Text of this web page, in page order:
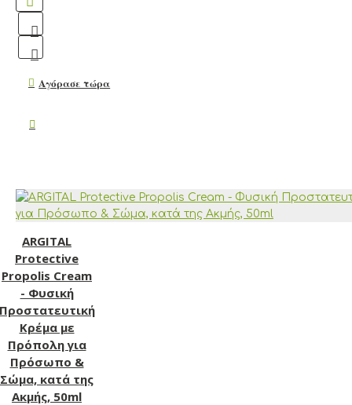
Αγόρασε τώρα
ARGITAL
Protective
Propolis Cream
- Φυσική
Κρέμα με
Πρόπολη για
Πρόσωπο &
Σώμα, κατά της
Ακμής, 50ml